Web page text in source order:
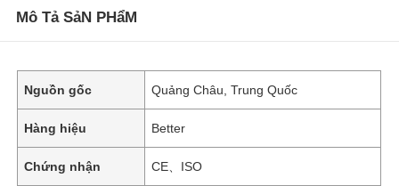
Mô Tả SảN PHẩM
Nguồn gốc Quảng Châu, Trung Quốc
Hàng hiệu Better
Chứng nhận CE、ISO